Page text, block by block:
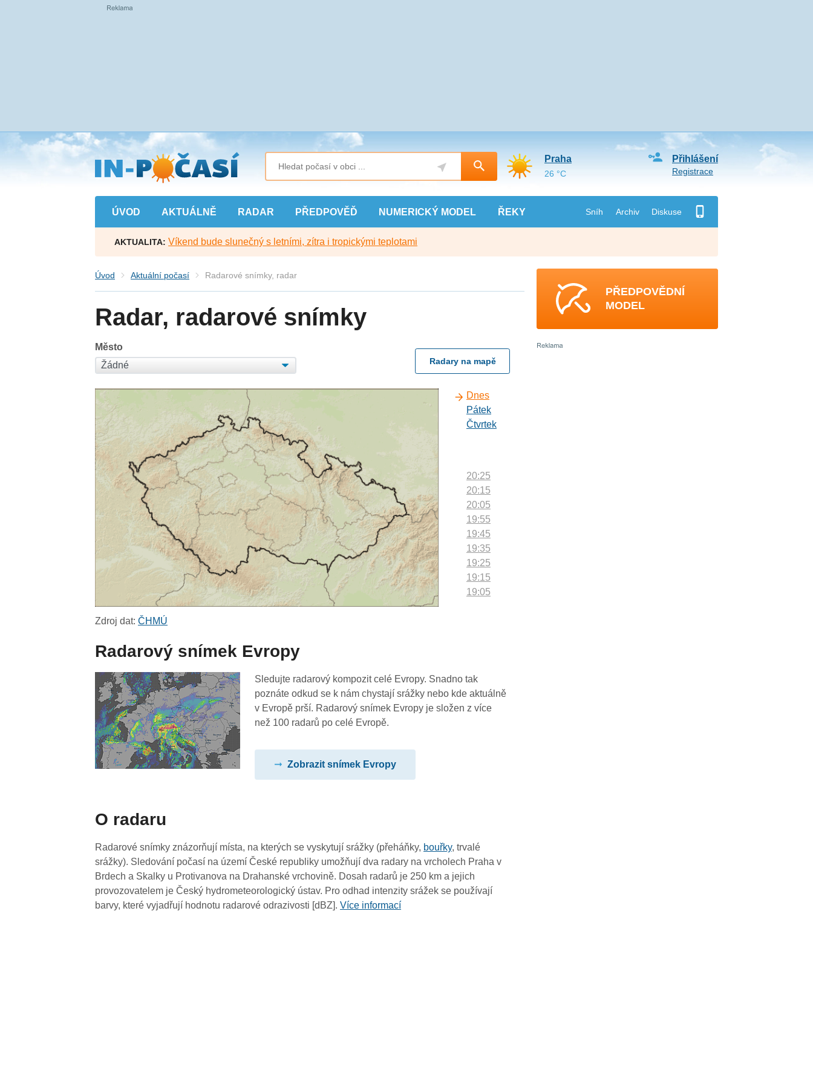
Přejít
na
hlavní
obsah
ÚVOD AKTUÁLNĚ RADAR PŘEDPOVĚĎ NUMERICKÝ MODEL ŘEKY Sníh Archiv Diskuse
Přihlášení
Registrace
Praha
26 °C
AKTUALITA: Víkend bude slunečný s letními, zítra i tropickými teplotami
Úvod Aktuální počasí Radarové snímky, radar
Radar, radarové snímky
Město
Radary na mapě
Dnes
Pátek
Čtvrtek
20:25
20:15
20:05
19:55
19:45
19:35
19:25
19:15
19:05
18:05
17:55
17:45
16:05
15:55
15:45
15:35
Zdroj dat:ČHMÚ
Radarový snímek Evropy
Sledujte radarový kompozit celé Evropy. Snadno tak
poznáte odkud se k nám chystají srážky nebo kde aktuálně
v Evropě prší. Radarový snímek Evropy je složen z více
než 100 radarů po celé Evropě.
Zobrazit snímek Evropy
O radaru
Radarové snímky znázorňují místa, na kterých se vyskytují srážky (přeháňky, bouřky, trvalé
srážky). Sledování počasí na území České republiky umožňují dva radary na vrcholech Praha v
Brdech a Skalky u Protivanova na Drahanské vrchovině. Dosah radarů je 250 km a jejich
provozovatelem je Český hydrometeorologický ústav. Pro odhad intenzity srážek se používají
barvy, které vyjadřují hodnotu radarové odrazivosti [dBZ].Více informací
PŘEDPOVĚDNÍ
MODEL